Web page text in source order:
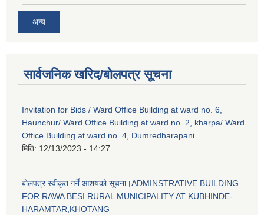
अन्य
सार्वजनिक खरिद/बोलपत्र सूचना
Invitation for Bids / Ward Office Building at ward no. 6,
Haunchur/ Ward Office Building at ward no. 2, kharpa/ Ward
Office Building at ward no. 4, Dumredharapani
मिति: 12/13/2023 - 14:27
बोलपत्र स्वीकृत गर्ने आशयको सूचना।ADMINSTRATIVE BUILDING
FOR RAWA BESI RURAL MUNICIPALITY AT KUBHINDE-
HARAMTAR,KHOTANG